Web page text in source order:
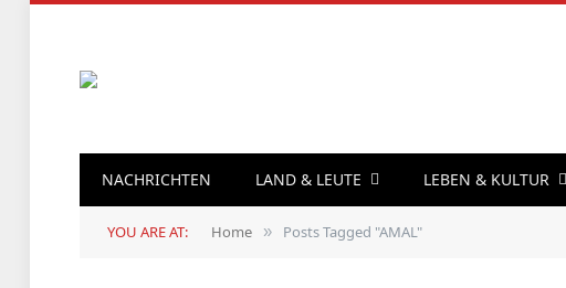
NACHRICHTEN LAND & LEUTE LEBEN & KULTUR
YOU ARE AT: Home » Posts Tagged "AMAL"